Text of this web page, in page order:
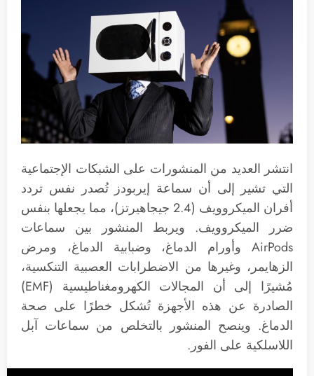
انتشر العديد من المنشورات على الشبكات الإجتماعية
التي تشير إلى أن سماعة إيربودز تُصدر نفس تردد
أفران الميكروويف (2.4 جيجاهيرتز)، مما يجعلها بنفس
ضرر الميكروويف. ويربط المنشور بين سماعات
AirPods وأورام الدماغ، وضبابية الدماغ، ومرض
الزهايمر، وغيرها من الاضطرابات العصبية التنكسية،
مُشيرًا إلى أن المجالات الكهرومغناطيسية (EMF)
الصادرة عن هذه الأجهزة تُشكل خطرًا على صحة
الدماغ. وينصح المنشور بالتخلص من سماعات آبل
اللاسلكية على الفور.